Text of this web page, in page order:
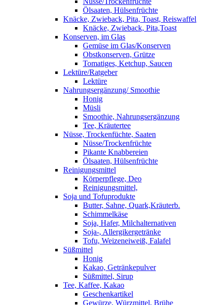
Ölsaaten, Hülsenfrüchte
Knäcke, Zwieback, Pita, Toast, Reiswaffel
Knäcke, Zwieback, Pita,Toast
Konserven, im Glas
Gemüse im Glas/Konserven
Obstkonserven, Grütze
Tomatiges, Ketchup, Saucen
Lektüre/Ratgeber
Lektüre
Nahrungsergänzung/ Smoothie
Honig
Müsli
Smoothie, Nahrungsergänzung
Tee, Kräutertee
Nüsse, Trockenfüchte, Saaten
Nüsse/Trockenfrüchte
Pikante Knabbereien
Ölsaaten, Hülsenfrüchte
Reinigungsmittel
Körperpflege, Deo
Reinigungsmittel,
Soja und Tofuprodukte
Butter, Sahne, Quark,Kräuterb.
Schimmelkäse
Soja, Hafer, Milchalternativen
Soja-, Allergikergetränke
Tofu, Weizeneiweiß, Falafel
Süßmittel
Honig
Kakao, Getränkepulver
Süßmittel, Sirup
Tee, Kaffee, Kakao
Geschenkartikel
Gewürze, Würzmittel, Brühe